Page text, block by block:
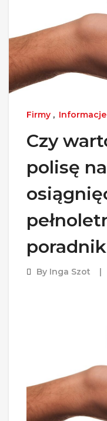
Firmy , Informacje
Czy
polisę
poradnik
By Inga Szot